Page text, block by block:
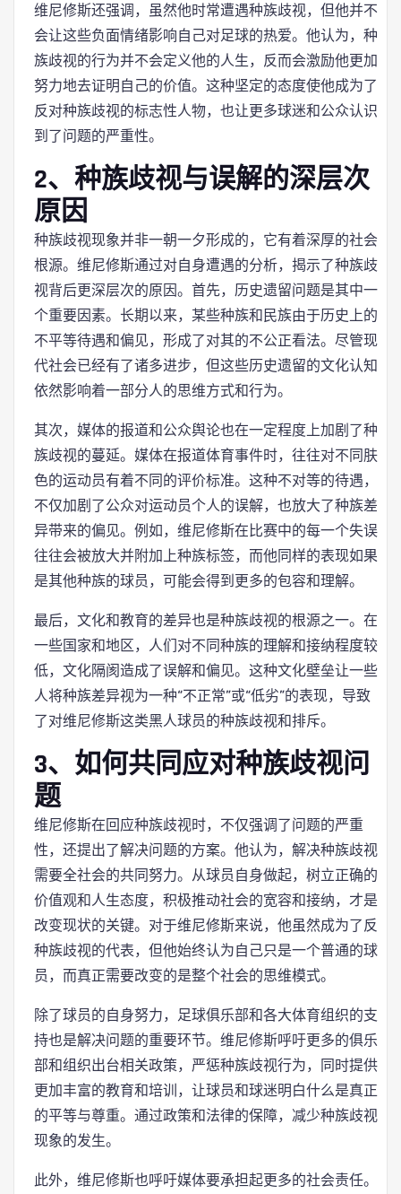
维尼修斯还强调，虽然他时常遭遇种族歧视，但他并不
会让这些负面情绪影响自己对足球的热爱。他认为，种
族歧视的行为并不会定义他的人生，反而会激励他更加
努力地去证明自己的价值。这种坚定的态度使他成为了
反对种族歧视的标志性人物，也让更多球迷和公众认识
到了问题的严重性。
2、种族歧视与误解的深层次
原因
种族歧视现象并非一朝一夕形成的，它有着深厚的社会
根源。维尼修斯通过对自身遭遇的分析，揭示了种族歧
视背后更深层次的原因。首先，历史遗留问题是其中一
个重要因素。长期以来，某些种族和民族由于历史上的
不平等待遇和偏见，形成了对其的不公正看法。尽管现
代社会已经有了诸多进步，但这些历史遗留的文化认知
依然影响着一部分人的思维方式和行为。
其次，媒体的报道和公众舆论也在一定程度上加剧了种
族歧视的蔓延。媒体在报道体育事件时，往往对不同肤
色的运动员有着不同的评价标准。这种不对等的待遇，
不仅加剧了公众对运动员个人的误解，也放大了种族差
异带来的偏见。例如，维尼修斯在比赛中的每一个失误
往往会被放大并附加上种族标签，而他同样的表现如果
是其他种族的球员，可能会得到更多的包容和理解。
最后，文化和教育的差异也是种族歧视的根源之一。在
一些国家和地区，人们对不同种族的理解和接纳程度较
低，文化隔阂造成了误解和偏见。这种文化壁垒让一些
人将种族差异视为一种“不正常”或“低劣”的表现，导致
了对维尼修斯这类黑人球员的种族歧视和排斥。
3、如何共同应对种族歧视问
题
维尼修斯在回应种族歧视时，不仅强调了问题的严重
性，还提出了解决问题的方案。他认为，解决种族歧视
需要全社会的共同努力。从球员自身做起，树立正确的
价值观和人生态度，积极推动社会的宽容和接纳，才是
改变现状的关键。对于维尼修斯来说，他虽然成为了反
种族歧视的代表，但他始终认为自己只是一个普通的球
员，而真正需要改变的是整个社会的思维模式。
除了球员的自身努力，足球俱乐部和各大体育组织的支
持也是解决问题的重要环节。维尼修斯呼吁更多的俱乐
部和组织出台相关政策，严惩种族歧视行为，同时提供
更加丰富的教育和培训，让球员和球迷明白什么是真正
的平等与尊重。通过政策和法律的保障，减少种族歧视
现象的发生。
此外，维尼修斯也呼吁媒体要承担起更多的社会责任。